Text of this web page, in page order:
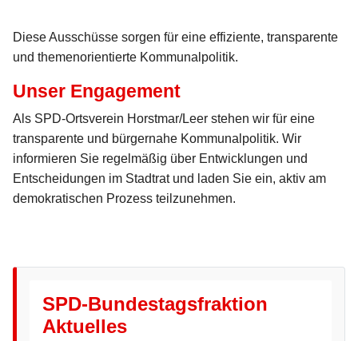
Diese Ausschüsse sorgen für eine effiziente, transparente
und themenorientierte Kommunalpolitik.
Unser Engagement
Als SPD-Ortsverein Horstmar/Leer stehen wir für eine
transparente und bürgernahe Kommunalpolitik. Wir
informieren Sie regelmäßig über Entwicklungen und
Entscheidungen im Stadtrat und laden Sie ein, aktiv am
demokratischen Prozess teilzunehmen.
SPD-Bundestagsfraktion
Aktuelles